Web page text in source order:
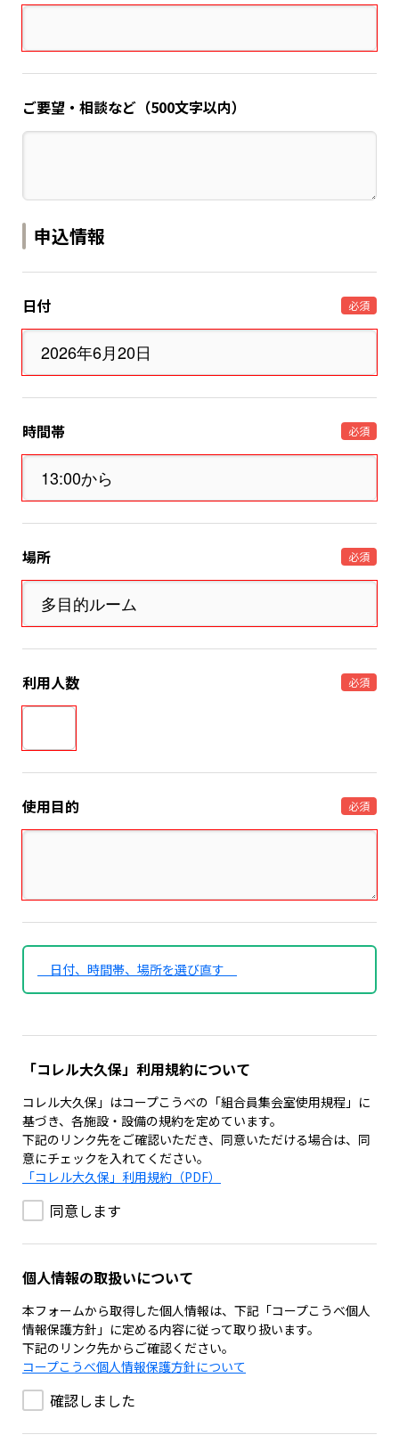
ご要望・相談など（500文字以内）
申込情報
日付 必須
時間帯 必須
場所 必須
利用人数 必須
使用目的 必須
日付、時間帯、場所を選び直す
「コレル大久保」利用規約について
コレル大久保」はコープこうべの「組合員集会室使用規程」に
基づき、各施設・設備の規約を定めています。
下記のリンク先をご確認いただき、同意いただける場合は、同
意にチェックを入れてください。
「コレル大久保」利用規約（PDF）
同意します
個人情報の取扱いについて
本フォームから取得した個人情報は、下記「コープこうべ個人
情報保護方針」に定める内容に従って取り扱います。
下記のリンク先からご確認ください。
コープこうべ個人情報保護方針について
確認しました